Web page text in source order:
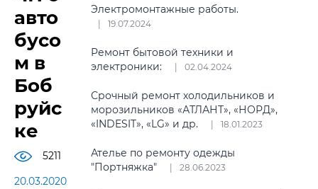
авто
бусо
м в
Боб
руйс
ке
5211
20.03.2020
Электромонтажные работы.
19.07.2024
Ремонт бытовой техники и
электроники:
02.04.2024
Срочный ремонт холодильников и
морозильников «АТЛАНТ», «НОРД»,
«INDESIT», «LG» и др.
18.01.2023
Ателье по ремонту одежды
"Портняжка"
28.06.2023